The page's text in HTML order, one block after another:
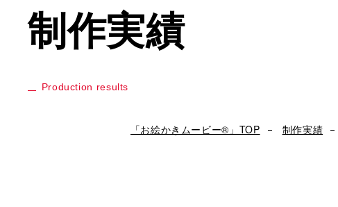
制作実績
Production results
「お絵かきムービー®」TOP 制作実績